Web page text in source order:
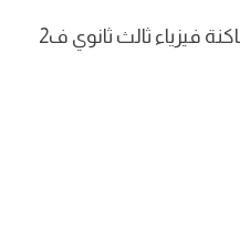
حل الفصل الثاني الكهرباء الساكنة فيزياء ثالث ثانوي ف2